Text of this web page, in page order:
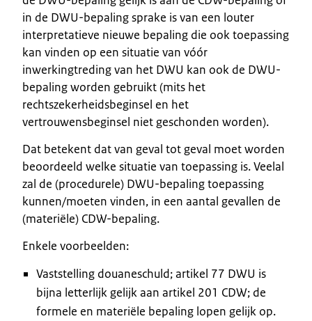
in de DWU-bepaling sprake is van een louter
interpretatieve nieuwe bepaling die ook toepassing
kan vinden op een situatie van vóór
inwerkingtreding van het DWU kan ook de DWU-
bepaling worden gebruikt (mits het
rechtszekerheidsbeginsel en het
vertrouwensbeginsel niet geschonden worden).
Dat betekent dat van geval tot geval moet worden
beoordeeld welke situatie van toepassing is. Veelal
zal de (procedurele) DWU-bepaling toepassing
kunnen/moeten vinden, in een aantal gevallen de
(materiële) CDW-bepaling.
Enkele voorbeelden:
Vaststelling douaneschuld; artikel 77 DWU is
bijna letterlijk gelijk aan artikel 201 CDW; de
formele en materiële bepaling lopen gelijk op.